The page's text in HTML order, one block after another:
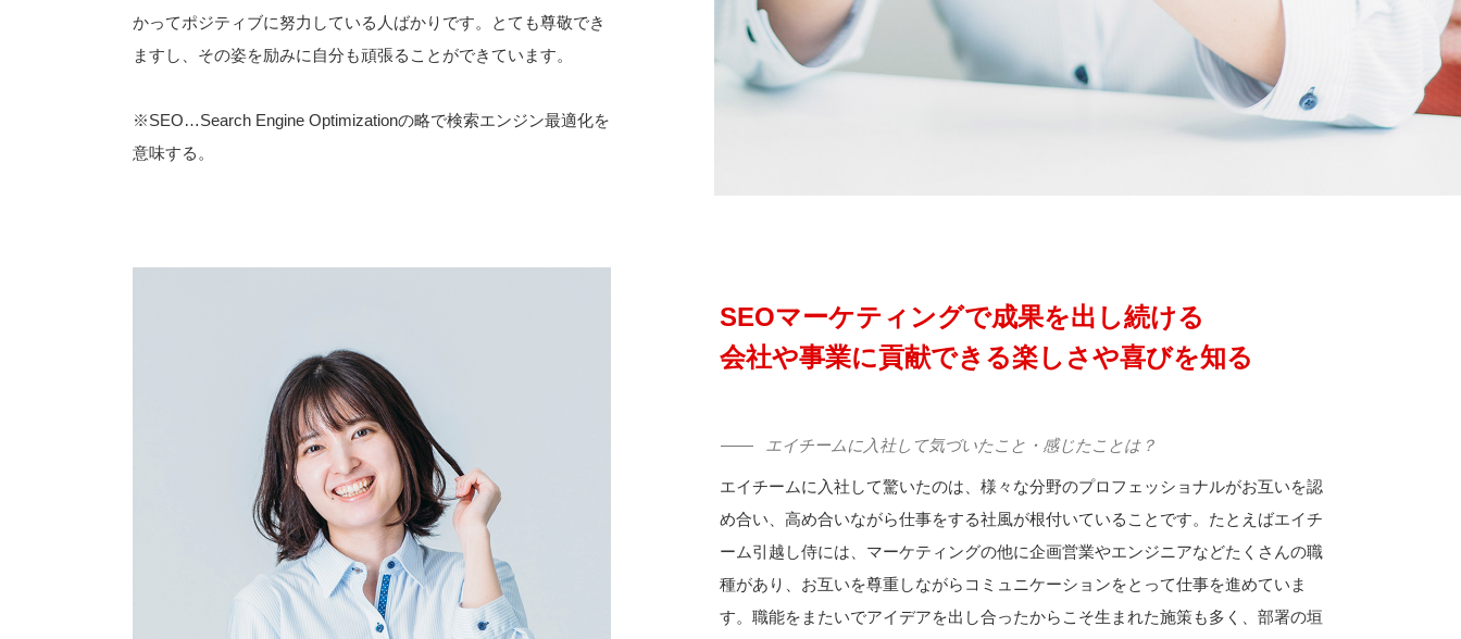
かってポジティブに努力している人ばかりです。とても尊敬でき
ますし、その姿を励みに自分も頑張ることができています。
※SEO…Search Engine Optimizationの略で検索エンジン最適化を
意味する。
SEOマーケティングで成果を出し続ける
会社や事業に貢献できる楽しさや喜びを知る
エイチームに入社して気づいたこと・感じたことは？
エイチームに入社して驚いたのは、様々な分野のプロフェッショナルがお互いを認
め合い、高め合いながら仕事をする社風が根付いていることです。たとえばエイチ
ーム引越し侍には、マーケティングの他に企画営業やエンジニアなどたくさんの職
種があり、お互いを尊重しながらコミュニケーションをとって仕事を進めていま
す。職能をまたいでアイデアを出し合ったからこそ生まれた施策も多く、部署の垣